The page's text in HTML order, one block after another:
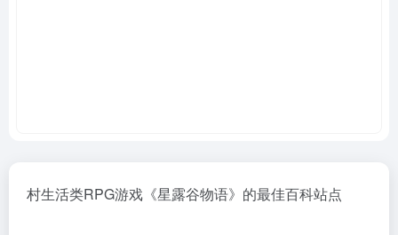
村生活类RPG游戏《星露谷物语》的最佳百科站点